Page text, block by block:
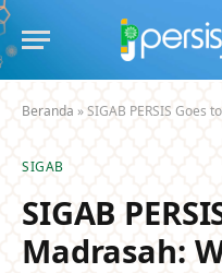
Beranda »SIGAB PERSIS Goes to
SIGAB
SIGAB
Madrasah: